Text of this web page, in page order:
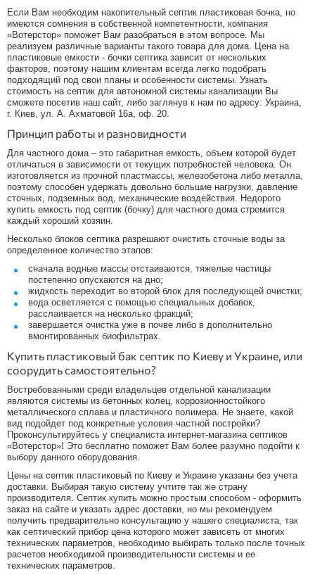
Если Вам необходим накопительный септик пластиковая бочка, но
имеются сомнения в собственной компетентности, компания
«Вотерстор» поможет Вам разобраться в этом вопросе. Мы
реализуем различные варианты такого товара для дома. Цена на
пластиковые емкости - бочки септика зависит от нескольких
факторов, поэтому нашим клиентам всегда легко подобрать
подходящий под свои планы и особенности системы. Узнать
стоимость на септик для автономной системы канализации Вы
сможете посетив наш сайт, либо заглянув к нам по адресу: Украина,
г. Киев, ул. А. Ахматовой 16а, оф. 20.
Принцип работы и разновидности
Для частного дома – это габаритная емкость, объем которой будет
отличаться в зависимости от текущих потребностей человека. Он
изготовляется из прочной пластмассы, железобетона либо металла,
поэтому способен удержать довольно большие нагрузки, давление
сточных, подземных вод, механические воздействия. Недорого
купить емкость под септик (бочку) для частного дома стремится
каждый хороший хозяин.
Несколько блоков септика разрешают очистить сточные воды за
определенное количество этапов:
сначала водные массы отстаиваются, тяжелые частицы
постепенно опускаются на дно;
жидкость переходит во второй блок для последующей очистки;
вода осветляется с помощью специальных добавок,
расслаивается на несколько фракций;
завершается очистка уже в почве либо в дополнительно
вмонтированных биофильтрах.
Купить пластиковый бак септик по Киеву и Украине, или
соорудить самостоятельно?
Востребованными среди владельцев отдельной канализации
являются системы из бетонных колец, коррозионностойкого
металлического сплава и пластичного полимера. Не знаете, какой
вид подойдет под конкретные условия частной постройки?
Проконсультируйтесь у специалиста интернет-магазина септиков
«Вотерстор»! Это бесплатно поможет Вам более разумно подойти к
выбору данного оборудования.
Цены на септик пластиковый по Киеву и Украине указаны без учета
доставки. Выбирая такую систему учтите так же страну
производителя. Септик купить можно простым способом - оформить
заказ на сайте и указать адрес доставки, но мы рекомендуем
получить предварительно консультацию у нашего специалиста, так
как септический прибор цена которого может зависеть от многих
технических параметров, необходимо выбирать только после точных
расчетов необходимой производительности системы и ее
технических параметров.